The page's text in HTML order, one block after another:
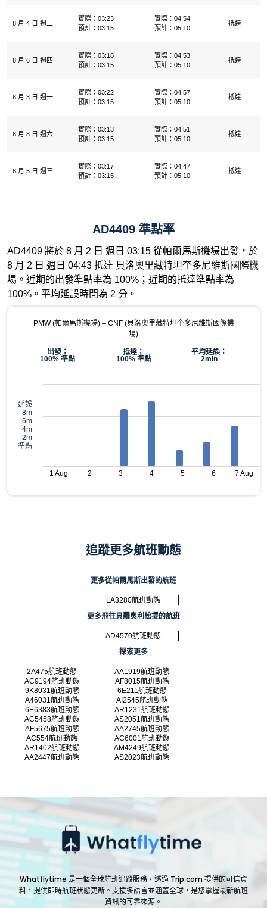
8 月 4 日 週二
實際：03:23
預計：03:15
實際：04:54
預計：05:10
抵達
8 月 6 日 週四
實際：03:18
預計：03:15
實際：04:53
預計：05:10
抵達
8 月 3 日 週一
實際：03:22
預計：03:15
實際：04:57
預計：05:10
抵達
8 月 8 日 週六
實際：03:13
預計：03:15
實際：04:51
預計：05:10
抵達
8 月 5 日 週三
實際：03:17
預計：03:15
實際：04:47
預計：05:10
抵達
AD4409 準點率
AD4409 將於 8 月 2 日 週日 03:15 從帕爾馬斯機場​出發，於
8 月 2 日 週日 04:43 抵達 貝洛奧里藏特坦奎多尼維斯國際機
場。近期的出發準點率為 100%；近期的抵達準點率為
100%。平均延誤時間為 2 分。
PMW (帕爾馬斯機場​) – CNF (貝洛奧里藏特坦奎多尼維斯國際機
場)
出發：
100% 準點
抵達：
100% 準點
平均延誤：
2min
延誤
8m
6m
4m
2m
準點
1 Aug 2 3 4 5 6 7 Aug
追蹤更多航班動態
更多從帕爾馬斯出發的航班
LA3280航班動態
更多飛往貝羅奧利松提的航班
AD4570航班動態
探索更多
2A475航班動態
AA1919航班動態
AC9194航班動態
AF8015航班動態
9K8031航班動態
6E211航班動態
A46031航班動態
AI2545航班動態
6E6383航班動態
AR1231航班動態
AC5458航班動態
AS2051航班動態
AF5675航班動態
AA2745航班動態
AC554航班動態
AC6001航班動態
AR1402航班動態
AM4249航班動態
AA2447航班動態
AS2023航班動態
Whatflytime 是一個全球航班追蹤服務，透過 Trip.com 提供的可信資
料，提供即時航班狀態更新。支援多語言並涵蓋全球，是您掌握最新航班
資訊的可靠來源。